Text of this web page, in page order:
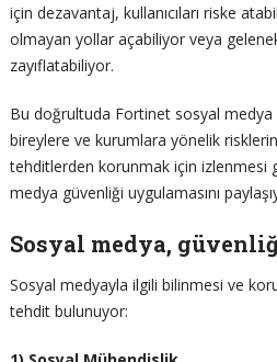
için dezavantaj, kullanıcıları riske
olmayan yollar açabiliyor veya
zayıflatabiliyor.
Bu doğrultuda Fortinet sosyal medya
bireylere ve kurumlara yönelik
tehditlerden korunmak için izlenmesi
medya güvenliği uygulamasını
Sosyal medya,
Sosyal medyayla ilgili bilinmesi ve
tehdit bulunuyor: